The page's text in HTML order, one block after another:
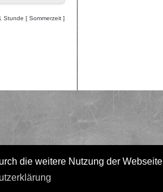
die weitere Nutzung der Webseite
Stunde [ Sommerzeit ]